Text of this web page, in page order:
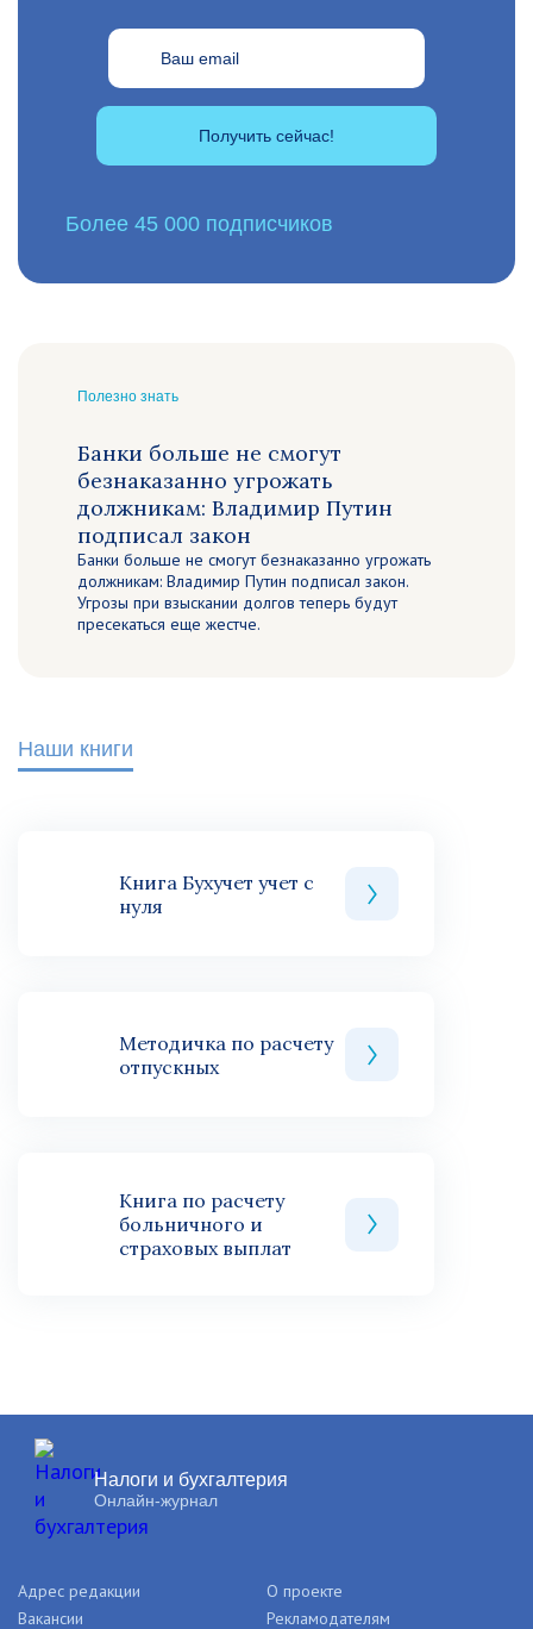
Получить сейчас!
Более 45 000 подписчиков
Полезно знать
Банки больше не смогут
безнаказанно угрожать
должникам: Владимир Путин
подписал закон
Банки больше не смогут безнаказанно угрожать
должникам: Владимир Путин подписал закон.
Угрозы при взыскании долгов теперь будут
пресекаться еще жестче.
Наши книги
Книга Бухучет учет с
нуля
Методичка по расчету
отпускных
Книга по расчету
больничного и
страховых выплат
Налоги и бухгалтерия
Онлайн-журнал
Адрес редакции
О проекте
Вакансии
Рекламодателям